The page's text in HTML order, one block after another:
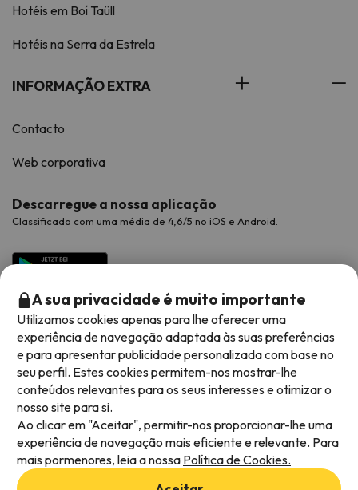
Hotéis em Boí Taüll
Hotéis na Serra da Estrela
INFORMAÇÃO EXTRA
Contacto
Web corporativa
Descarregue a nossa aplicação
Classificado com uma média de 4,6/5 no iOS e Android.
Métodos de pagamento disponíveis
A sua privacidade é muito importante
Utilizamos cookies apenas para lhe oferecer uma
experiência de navegação adaptada às suas preferências
e para apresentar publicidade personalizada com base no
seu perfil. Estes cookies permitem-nos mostrar-lhe
conteúdos relevantes para os seus interesses e otimizar o
nosso site para si.
Ao clicar em "Aceitar", permitir-nos proporcionar-lhe uma
experiência de navegação mais eficiente e relevante. Para
mais pormenores, leia a nossa Política de Cookies.